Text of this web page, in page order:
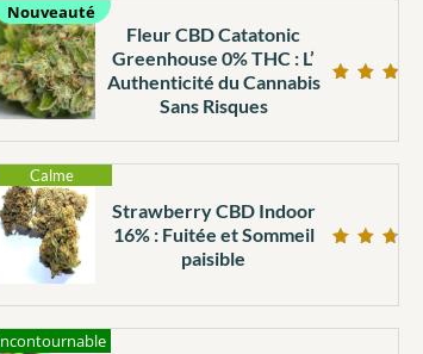
Nouveauté
Fleur CBD Catatonic
Greenhouse 0% THC : L’
Authenticité du Cannabis
Sans Risques
Calme
Strawberry CBD Indoor
16% : Fuitée et Sommeil
paisible